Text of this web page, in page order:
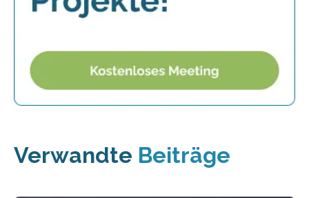
Verwandte Beiträge